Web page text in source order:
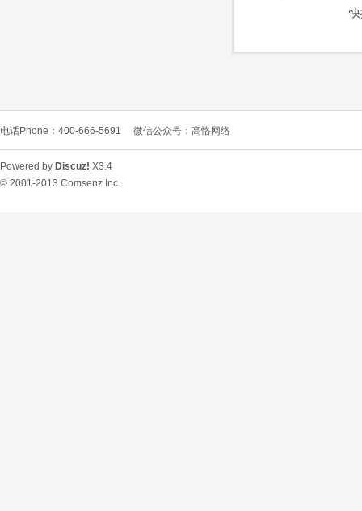
电话Phone：400-666-5691 微信公众号：高恪网络
Powered by Discuz! X3.4
© 2001-2013 Comsenz Inc.